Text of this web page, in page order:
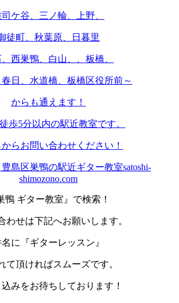
ケ谷、三ノ輪、上野、
徒町、秋葉原、日暮里
西巣鴨、白山、、板橋、
日、水道橋、板橋区役所前～
からも通えます！
歩5分以内の駅近教室です。
らお問い合わせください！
島区巣鴨の駅近ギター教室satoshi-
shimozono.com
鴨 ギター教室』で検索！
わせは下記へお願いします。
に『ギターレッスン』
て頂ければスムーズです。
みをお待ちしております！